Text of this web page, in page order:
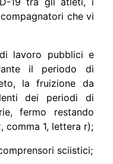
che vi
lavoro pubblici e
il periodo di
la fruizione da
dei periodi di
fermo restando
comma 1, lettera r);
sciistici;